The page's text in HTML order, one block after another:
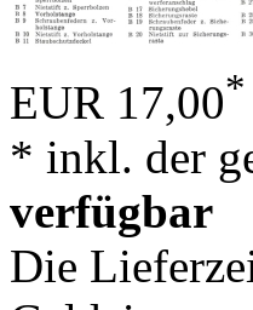
EUR 17,00*
* inkl. der
verfügbar
Die